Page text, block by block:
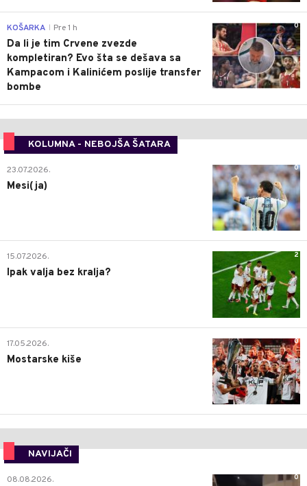
0
KOŠARKA Pre 1 h
Da li je tim Crvene zvezde
kompletiran? Evo šta se dešava sa
Kampacom i Kalinićem poslije transfer
bombe
KOLUMNA - NEBOJŠA ŠATARA
0
23.07.2026.
Mesi(ja)
2
15.07.2026.
Ipak valja bez kralja?
0
17.05.2026.
Mostarske kiše
NAVIJAČI
0
08.08.2026.